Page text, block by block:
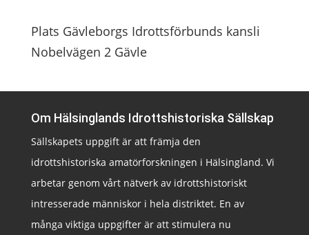
Plats Gävleborgs Idrottsförbunds kansli
Nobelvägen 2 Gävle
Om Hälsinglands Idrottshistoriska Sällskap
Sällskapets uppgift är att främja den
idrottshistoriska amatörforskningen i Hälsingland. Vi
arbetar genom vårt nätverk av idrottshistoriskt
intresserade människor i hela distriktet. En av
många viktiga uppgifter är att stimulera nu